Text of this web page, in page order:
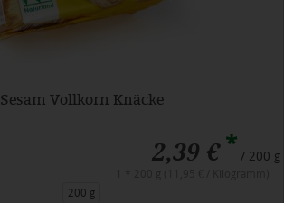
Sesam Vollkorn Knäcke
2,39 €* / 200 g
200 g